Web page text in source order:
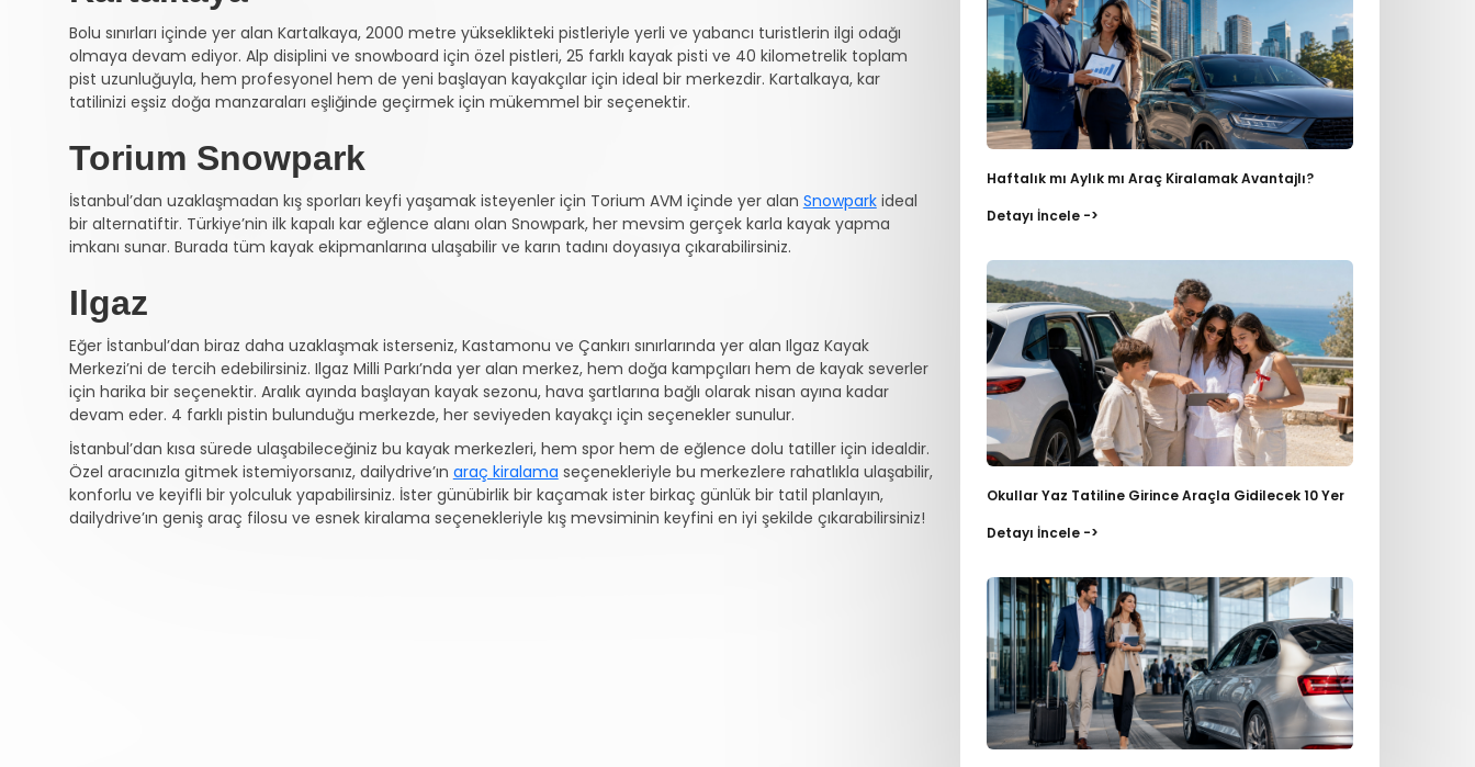
Bolu sınırları içinde yer alan Kartalkaya, 2000 metre yükseklikteki pistleriyle yerli ve yabancı turistlerin ilgi odağı
olmaya devam ediyor. Alp disiplini ve snowboard için özel pistleri, 25 farklı kayak pisti ve 40 kilometrelik toplam
pist uzunluğuyla, hem profesyonel hem de yeni başlayan kayakçılar için ideal bir merkezdir. Kartalkaya, kar
tatilinizi eşsiz doğa manzaraları eşliğinde geçirmek için mükemmel bir seçenektir.
Torium Snowpark
İstanbul’dan uzaklaşmadan kış sporları keyfi yaşamak isteyenler için Torium AVM içinde yer alan Snowparkideal
bir alternatiftir. Türkiye’nin ilk kapalı kar eğlence alanı olan Snowpark, her mevsim gerçek karla kayak yapma
imkanı sunar. Burada tüm kayak ekipmanlarına ulaşabilir ve karın tadını doyasıya çıkarabilirsiniz.
Ilgaz
Eğer İstanbul’dan biraz daha uzaklaşmak isterseniz, Kastamonu ve Çankırı sınırlarında yer alan Ilgaz Kayak
Merkezi’ni de tercih edebilirsiniz. Ilgaz Milli Parkı’nda yer alan merkez, hem doğa kampçıları hem de kayak severler
için harika bir seçenektir. Aralık ayında başlayan kayak sezonu, hava şartlarına bağlı olarak nisan ayına kadar
devam eder. 4 farklı pistin bulunduğu merkezde, her seviyeden kayakçı için seçenekler sunulur.
İstanbul’dan kısa sürede ulaşabileceğiniz bu kayak merkezleri, hem spor hem de eğlence dolu tatiller için idealdir.
Özel aracınızla gitmek istemiyorsanız, dailydrive’ın araç kiralama seçenekleriyle bu merkezlere rahatlıkla ulaşabilir,
konforlu ve keyifli bir yolculuk yapabilirsiniz. İster günübirlik bir kaçamak ister birkaç günlük bir tatil planlayın,
dailydrive’ın geniş araç filosu ve esnek kiralama seçenekleriyle kış mevsiminin keyfini en iyi şekilde çıkarabilirsiniz!
Haftalık mı Aylık mı Araç Kiralamak Avantajlı?
Detayı İncele ->
Okullar Yaz Tatiline Girince Araçla Gidilecek 10 Yer
Detayı İncele ->